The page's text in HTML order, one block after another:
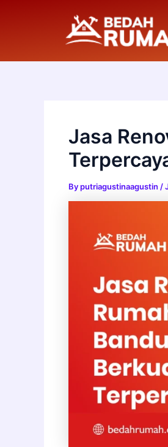
Jasa
Byputriagustinaagustin /